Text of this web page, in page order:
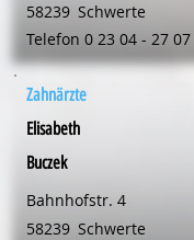
58239 Schwerte
Telefon 0 23 04 - 27 07
Zahnärzte
Elisabeth
Buczek
Bahnhofstr. 4
58239 Schwerte